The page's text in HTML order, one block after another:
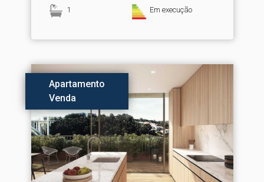
1 Em execução
Apartamento
Venda